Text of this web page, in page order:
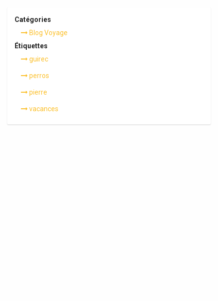
Catégories
Blog Voyage
Étiquettes
guirec
perros
pierre
vacances